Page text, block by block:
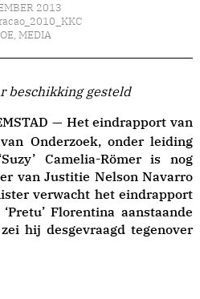
2013
, MEDIA
beschikking gesteld
— Het eindrapport van
Onderzoek, onder leiding
Camelia-Römer is nog
van Justitie Nelson Navarro
verwacht het eindrapport
Florentina aanstaande
hij desgevraagd tegenover